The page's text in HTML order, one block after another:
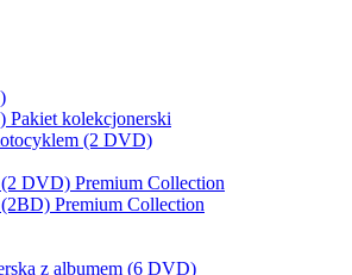
Pakiet kolekcjonerski
(2 DVD)
DVD) Premium Collection
Premium Collection
z albumem (6 DVD)